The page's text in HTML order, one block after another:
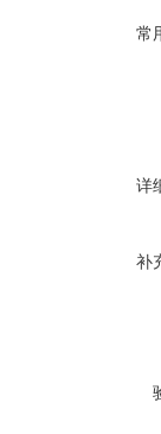
常
详
补